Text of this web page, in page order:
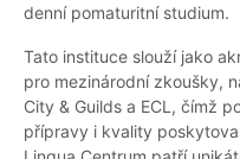
denní pomaturitní studium.
Tato instituce slouží jako
pro mezinárodní zkoušky,
City & Guilds a ECL, čímž
přípravy i kvality